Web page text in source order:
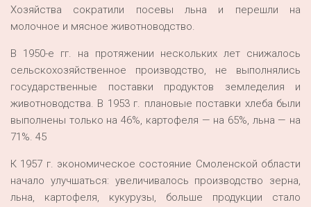
Хозяйства сократили посевы льна и перешли на
молочное и мясное животноводство.
В 1950-е гг. на протяжении нескольких лет снижалось
сельскохозяйственное производство, не выполнялись
государственные поставки продуктов земледелия и
животноводства. В 1953 г. плановые поставки хлеба были
выполнены только на 46%, картофеля — на 65%, льна — на
71%. 45
К 1957 г. экономическое состояние Смоленской области
начало улучшаться: увеличивалось производство зерна,
льна, картофеля, кукурузы, больше продукции стало